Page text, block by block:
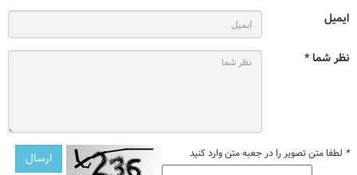
ایمیل
نظر شما *
* لطفا متن تصویر را در جعبه متن وارد کنید